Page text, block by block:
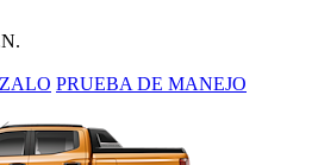
PRUEBA DE MANEJO